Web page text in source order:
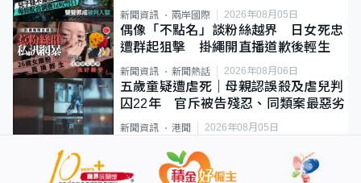
新聞資訊 兩岸國際 2026年08月05日
偶像「不點名」談粉絲越界 日女死忠
遭群起狙擊 掛繩開直播道歉後輕生
新聞資訊 新聞熱話 2026年08月06日
五歲童疑遭虐死｜母親認誤殺及虐兒判
囚22年 官斥被告殘忍、同類案最惡劣
新聞資訊 港聞 2026年08月05日